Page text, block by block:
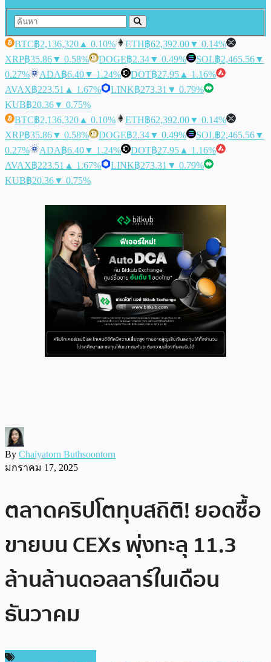
BTC฿2,136,320 ▲ 0.10% ETH฿62,392.00▼ 0.14%
XRP฿35.86▼ 0.58% DOGE฿2.34▼ 0.49% SOL฿2,465.56▼
0.27%
ADA฿6.40▼ 1.24% DOT฿27.95 ▲ 1.16%
AVAX฿223.51 ▲ 1.67% LINK฿273.31 ▼ 0.79%
KUB฿20.36▼ 0.75%
BTC฿2,136,320 ▲ 0.10% ETH฿62,392.00▼ 0.14%
XRP฿35.86▼ 0.58% DOGE฿2.34▼ 0.49% SOL฿2,465.56▼
0.27%
ADA฿6.40▼ 1.24% DOT฿27.95 ▲ 1.16%
AVAX฿223.51 ▲ 1.67% LINK฿273.31 ▼ 0.79%
KUB฿20.36▼ 0.75%
By Chaiyatorn Buthsoontorn
มกราคม 17, 2025
ตลาดคริปโตทุบสถิติ! ยอดซื้อ
ขายบน CEXs พุ่งทะลุ 11.3
ล้านล้านดอลลาร์ในเดือน
ธันวาคม